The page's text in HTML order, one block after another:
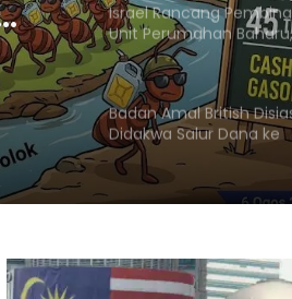
Israel Rancang
Unit Perumahan
Penempatan Haram di
Baitulmaqdis Timur
Badan Amal British
Didakwa Salur Dana ke
Penempatan Haram
Dokumentasi
Baitulmaqdis Timur